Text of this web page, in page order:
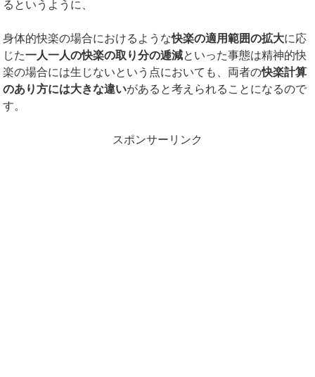
るというように、
身体的快楽の場合におけるような快楽の適用範囲の拡大に応
じた一人一人の快楽の取り分の逓減といった事態は精神的快
楽の場合には生じないという点においても、両者の快楽計算
のあり方には大きな違いがあると考えられることになるので
す。
スポンサーリンク